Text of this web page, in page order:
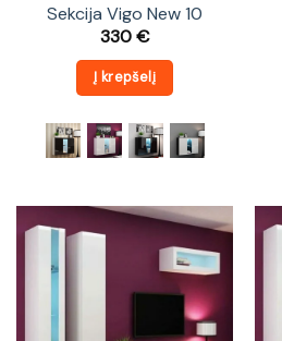
Sekcija Vigo New 10
330€
Į krepšelį